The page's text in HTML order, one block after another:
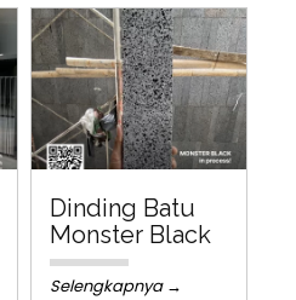
Dinding Batu
Monster Black
Selengkapnya →